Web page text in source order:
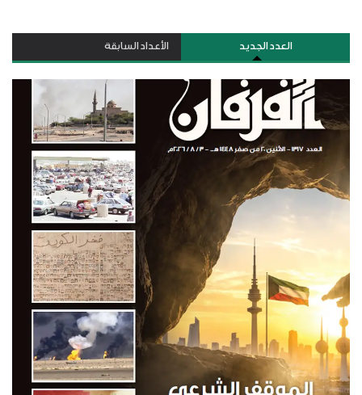
العدد الجديد الأعداد السابقة